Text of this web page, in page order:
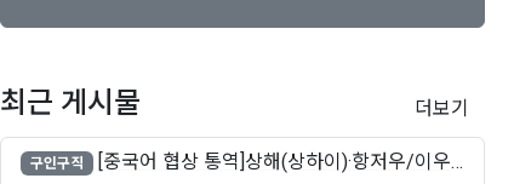
최근 게시물 더보기
구인구직
[중국어 협상 통역]상해(상하이)·항저우/이우·